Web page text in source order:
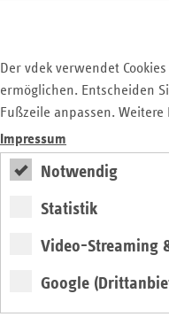
Der vdek verwendet
ermöglichen. Entscheiden
Fußzeile anpassen.
Impressum
Notwendig
Statistik
Video-Streaming
Google
regionalstark
Exklusive
Ersatzkassen
Kommune, in Werk­stätten,
Kranken­haus.